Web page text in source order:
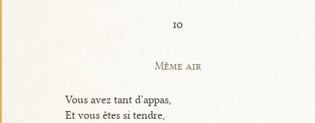
io
Même air
Vous avez tant d’appas,
Et vous êtes si tendre,